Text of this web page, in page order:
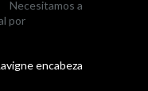
Necesitamos a
por
encabeza